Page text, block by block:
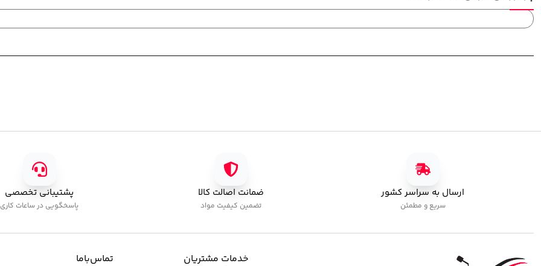
ارسال به سراسر کشور
سریع و مطمئن
ضمانت اصالت کالا
تضمین کیفیت مواد
پشتیبانی تخصصی
پاسخگویی در ساعات کاری
خدمات مشتریان تماس‌با‌ما